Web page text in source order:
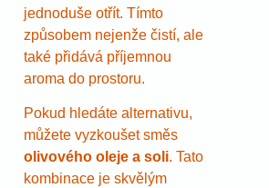
jednoduše otřít. Tímto
způsobem nejenže čistí, ale
také přidává příjemnou
aroma do prostoru.
Pokud hledáte alternativu,
můžete vyzkoušet směs
olivového oleje a soli. Tato
kombinace je skvělým